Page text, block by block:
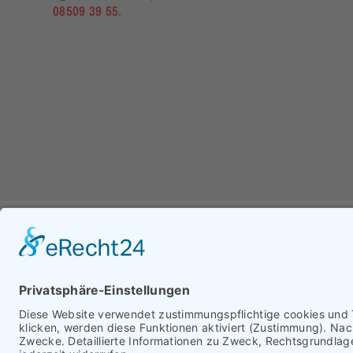
08509 39 55.
Kirchberger Zimmerei-Holzbau GmbH
Thal 14, 94113 Tiefenbach
Telefon:08509 39 55